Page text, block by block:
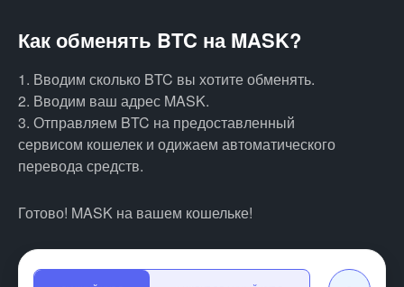
Как обменять BTC на MASK?
1. Вводим сколько BTC вы хотите обменять.
2. Вводим ваш адрес MASK.
3. Отправляем BTC на предоставленный
сервисом кошелек и одижаем автоматического
перевода средств.
Готово! MASK на вашем кошельке!